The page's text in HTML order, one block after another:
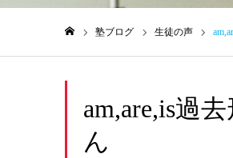
塾ブログ 生徒の声
am,are,is過
ん